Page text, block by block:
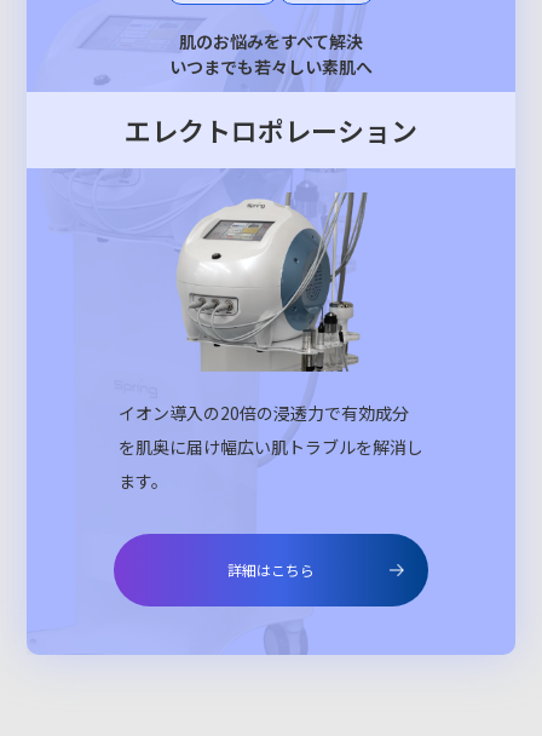
肌のお悩みをすべて解決
いつまでも若々しい素肌へ
エレクトロポレーション
イオン導入の20倍の浸透力で有効成分
を肌奥に届け幅広い肌トラブルを解消し
ます。
詳細はこちら